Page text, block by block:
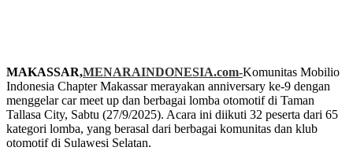
MAKASSAR,MENARAINDONESIA.com-Komunitas Mobilio
Indonesia Chapter Makassar merayakan anniversary ke-9 dengan
menggelar car meet up dan berbagai lomba otomotif di Taman
Tallasa City, Sabtu (27/9/2025). Acara ini diikuti 32 peserta dari 65
kategori lomba, yang berasal dari berbagai komunitas dan klub
otomotif di Sulawesi Selatan.